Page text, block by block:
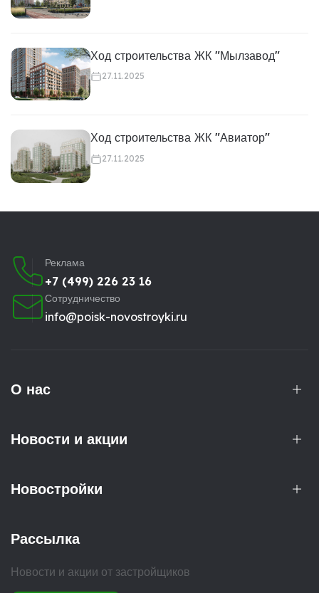
Ход строительства ЖК "Мылзавод"
27.11.2025
Ход строительства ЖК "Авиатор"
27.11.2025
Реклама
+7 (499) 226 23 16
Сотрудничество
info@poisk-novostroyki.ru
О нас
Новости и акции
Новостройки
Рассылка
Новости и акции от застройщиков